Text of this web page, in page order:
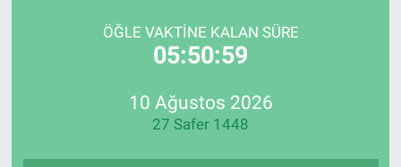
ÖĞLE VAKTINE KALAN SÜRE
05:50:59
10 Ağustos 2026
27 Safer 1448